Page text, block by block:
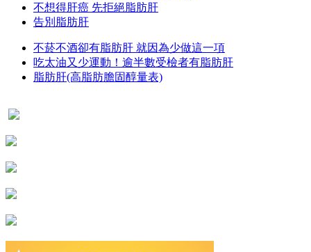
不想得肝癌 先拒絕脂肪肝
告別脂肪肝
不菸不酒卻有脂肪肝 就因為少做這一項
吃太油又少運動！逾半數受檢者有脂肪肝
脂肪肝(高脂肪膽固醇量表)